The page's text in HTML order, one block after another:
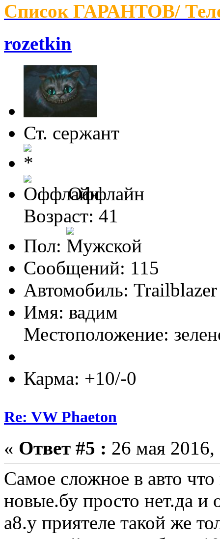
Список ГАРАНТОВ/
rozetkin
Ст. сержант
Оффлайн
Возраст: 41
Пол:
Сообщений: 115
Автомобиль:
Имя: вадим
Местоположение:
Карма: +10/-0
Re: VW Phaeton
« Ответ #5 : 26 мая
Самое сложное в авто что
новые.бу просто нет.да
а8.у приятеле такой же